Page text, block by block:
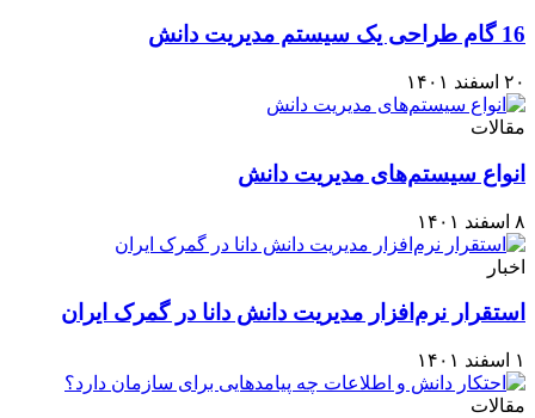
16 گام طراحی یک سیستم مدیریت دانش
۲۰ اسفند ۱۴۰۱
مقالات
انواع سیستم‌های مدیریت دانش
۸ اسفند ۱۴۰۱
اخبار
استقرار نرم‌افزار مدیریت دانش دانا در گمرک ایران
۱ اسفند ۱۴۰۱
مقالات